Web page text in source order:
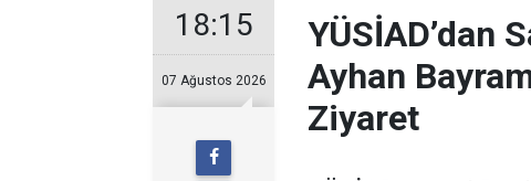
18:15
07 Ağustos 2026
YÜSİAD’dan
Ayhan
Ziyaret